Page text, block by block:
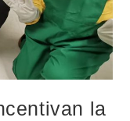
la